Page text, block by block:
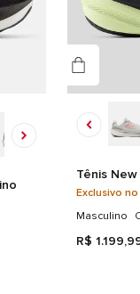
Tênis
Exclusivo
Masculino
R$ 1.199,